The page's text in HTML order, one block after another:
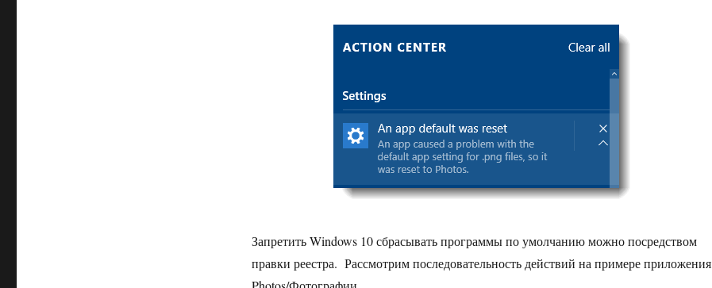
Запретить Windows 10 сбрасывать программы по умолчанию можно посредством
правки реестра. Рассмотрим последовательность действий на примере приложения